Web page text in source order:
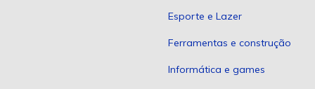
Esporte e Lazer
Ferramentas e construção
Informática e games